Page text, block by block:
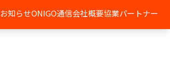
お知らせONIGO通信会社概要協業パートナー